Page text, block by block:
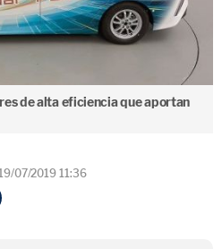
de alta eficiencia que aportan
07/2019 11:36